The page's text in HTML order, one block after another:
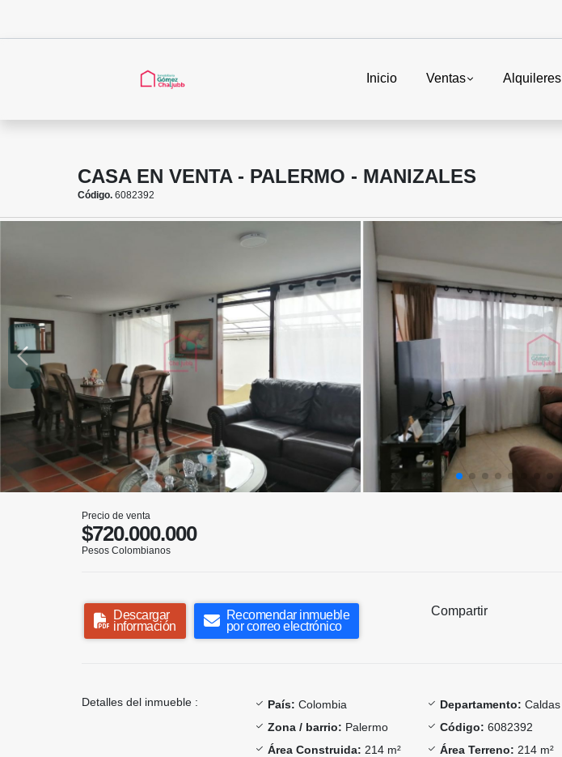
Inicio Ventas Alquileres
CASA EN VENTA - PALERMO - MANIZALES
Código. 6082392
Precio de venta
$720.000.000
Pesos Colombianos
Descargar
información
Recomendar inmueble
por correo electrónico
Compartir
Detalles del inmueble : País: Colombia Departamento: Caldas
Zona / barrio: Palermo Código: 6082392
Área Construida: 214 m² Área Terreno: 214 m²